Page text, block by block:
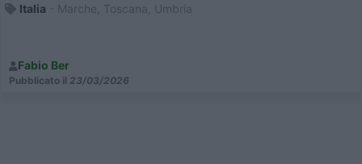
Italia - Marche, Toscana, Umbria
Fabio Ber
Pubblicato il 23/03/2026